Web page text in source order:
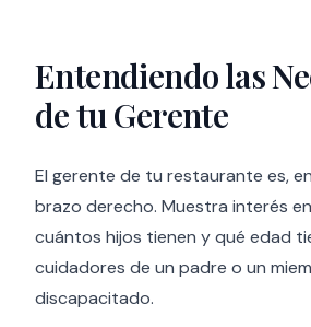
Entendiendo las
de tu Gerente
El gerente de tu restaurante es,
brazo derecho. Muestra interés
cuántos hijos tienen y qué edad
cuidadores de un padre o un
discapacitado.